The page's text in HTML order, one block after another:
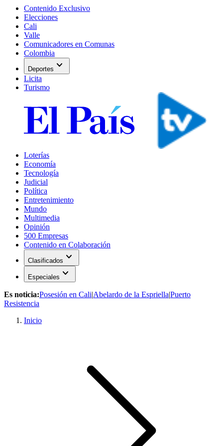
Contenido Exclusivo
Elecciones
Cali
Valle
Comunicadores en Comunas
Colombia
Deportes expand_more
Licita
Turismo
Loterías
Economía
Tecnología
Judicial
Política
Entretenimiento
Mundo
Multimedia
Opinión
500 Empresas
Contenido en Colaboración
Clasificados expand_more
Especiales expand_more
Es noticia:Posesión en Cali|Abelardo de la Espriella|Puerto
Resistencia
Inicio